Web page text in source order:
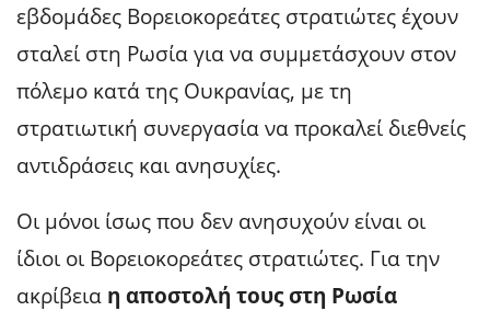
εβδομάδες Βορειοκορεάτες στρατιώτες έχουν
σταλεί στη Ρωσία για να συμμετάσχουν στον
πόλεμο κατά της Ουκρανίας, με τη
στρατιωτική συνεργασία να προκαλεί διεθνείς
αντιδράσεις και ανησυχίες.
Οι μόνοι ίσως που δεν ανησυχούν είναι οι
ίδιοι οι Βορειοκορεάτες στρατιώτες. Για την
ακρίβεια η αποστολή τους στη Ρωσία